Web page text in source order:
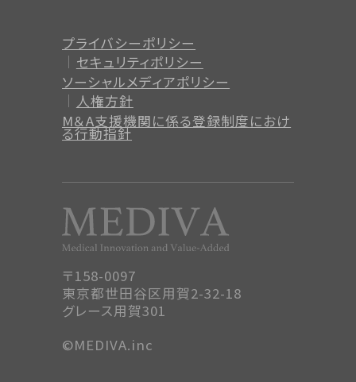
〒158-0097
東京都世田谷区用賀2-32-18
グレース用賀301
プライバシーポリシー
セキュリティポリシー
ソーシャルメディアポリシー
人権方針
M＆A支援機関に係る登録制度におけ
る行動指針
©MEDIVA.inc